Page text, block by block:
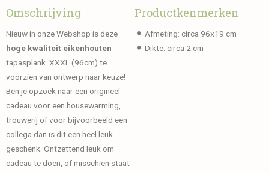
Omschrijving
Nieuw in onze Webshop is deze
hoge kwaliteit eikenhouten
tapasplank XXXL (96cm) te
voorzien van ontwerp naar keuze!
Ben je opzoek naar een origineel
cadeau voor een housewarming,
trouwerij of voor bijvoorbeeld een
collega dan is dit een heel leuk
geschenk. Ontzettend leuk om
cadeau te doen, of misschien staat
Productkenmerken
Afmeting: circa 96x19 cm
Dikte: circa 2 cm